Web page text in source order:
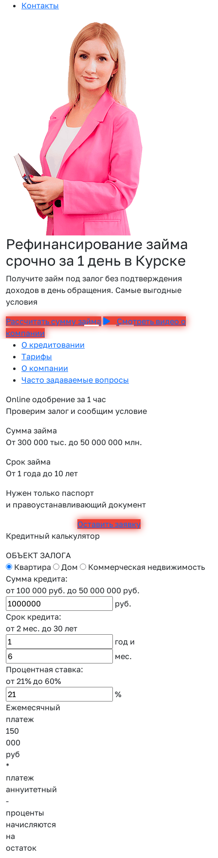
Контакты
Рефинансирование займа
срочно за 1 день в Курске
Получите займ под залог без подтверждения
доходов в день обращения. Самые выгодные
условия
Рассчитать сумму займа
Смотреть видео о
компании
О кредитовании
Тарифы
О компании
Часто задаваемые вопросы
Online одобрение за 1 час
Проверим залог и сообщим условие
Сумма займа
От 300 000 тыс. до 50 000 000 млн.
Срок займа
От 1 года до 10 лет
Нужен только паспорт
и правоустанавливающий документ
Оставить заявку
Кредитный калькулятор
ОБЪЕКТ ЗАЛОГА
Квартира
Дом
Коммерческая недвижимость
Сумма кредита:
от 100 000 руб. до 50 000 000 руб.
руб.
Срок кредита:
от 2 мес. до 30 лет
год и
мес.
Процентная ставка:
от 21% до 60%
%
Ежемесячный
платеж
150
000
руб
*
платеж
аннуитетный
-
проценты
начисляются
на
остаток